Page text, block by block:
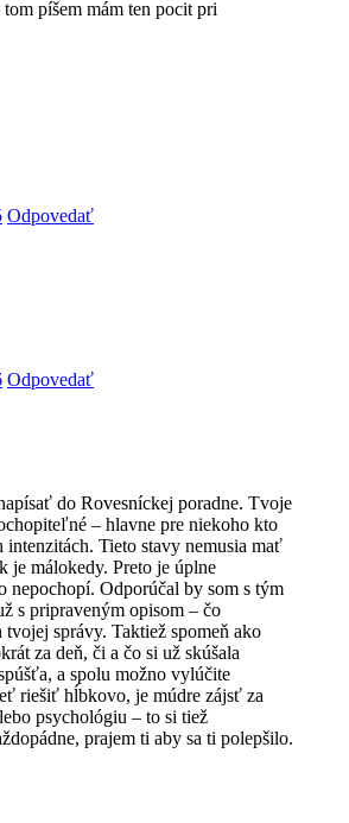
píšem mám ten pocit pri
Odpovedať
Odpovedať
do Rovesníckej poradne. Tvoje
– hlavne pre niekoho kto
Tieto stavy nemusia mať
je málokedy. Preto je úplne
Odporúčal by som s tým
s pripraveným opisom – čo
správy. Taktiež spomeň ako
za deň, či a čo si už skúšala
a spolu možno vylúčite
riešiť hĺbkovo, je múdre zájsť za
psychológiu – to si tiež
prajem ti aby sa ti polepšilo.